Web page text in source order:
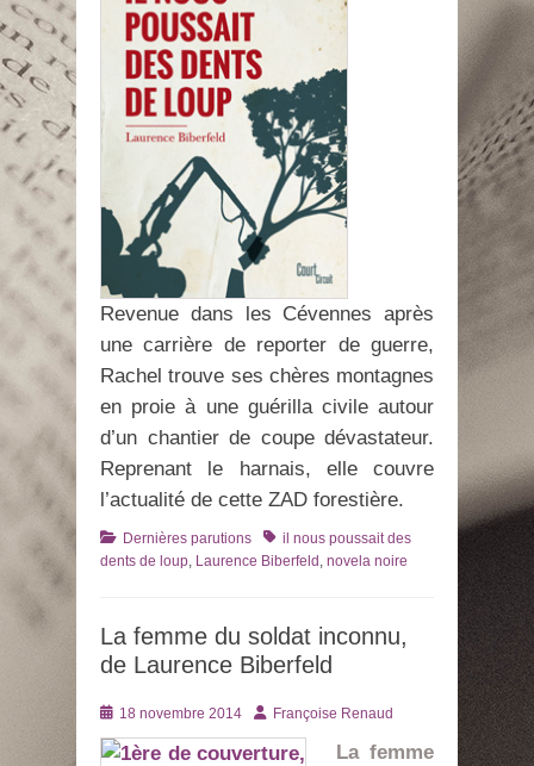
Revenue dans les Cévennes après
une carrière de reporter de guerre,
Rachel trouve ses chères montagnes
en proie à une guérilla civile autour
d’un chantier de coupe dévastateur.
Reprenant le harnais, elle couvre
l’actualité de cette ZAD forestière.
Catégories
Dernières parutions Tagsil nous poussait des
dents de loup, Laurence Biberfeld , novela noire
La femme du soldat inconnu,
de Laurence Biberfeld
Posté
le
18 novembre 2014 AuteurFrançoise Renaud
La femme